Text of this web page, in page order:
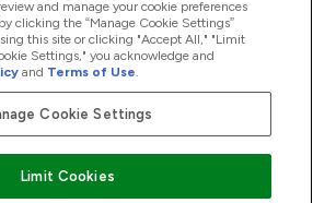
Limited, a company authorised
Financial Services Commission
institution. Missed payments may
and manage your cookie preferences
clicking the “Manage Cookie Settings”
this site or clicking "Accept All," "Limit
Settings," you acknowledge and
and Terms of Use.
Cookie Settings
Limit Cookies